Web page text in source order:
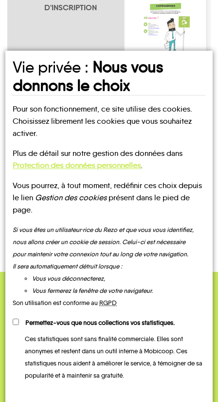
D'INSCRIPTION
Martigny-sur-
UN AVIS, UN TÉMOIGNAGE
À PARTAGER ?
CONTACTEZ-NOUS !
QUELQUES
Témoignages
Vie privée : Nous vous
donnons le choix
Pour son fonctionnement, ce site utilise des cookies.
Choisissez librement les cookies que vous souhaitez
activer.
Plus de détail sur notre gestion des données dans
Protection des données personnelles.
Vous pourrez, à tout moment, redéfinir ces choix depuis
le lien Gestion des cookiesprésent dans le pied de
page.
Si vous êtes un utilisateur·rice du Rezo et que vous vous identifiez,
nous allons créer un cookie de session. Celui-ci est nécessaire
pour maintenir votre connexion tout au long de votre navigation.
Il sera automatiquement détruit lorsque :
Vous vous déconnecterez,
Vous fermerez la fenêtre de votre navigateur.
Son utilisation est conforme au RGPD
Permettez-vous que nous collections vos statistiques.
Ces statistiques sont sans finalité commerciale. Elles sont
anonymes et restent dans un outil interne à Mobicoop. Ces
statistiques nous aident à améliorer le service, à témoigner de sa
popularité et à maintenir sa gratuité.